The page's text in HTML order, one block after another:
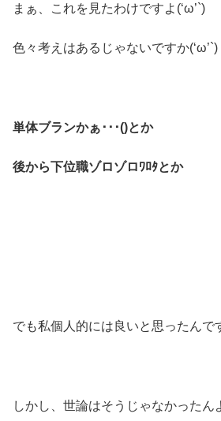
まぁ、これを見たわけですよ(‘ω’`)
色々考えはあるじゃないですか(‘ω’`)
単体ブランかぁ･･･()とか
後から下位職ゾロゾロﾜﾛﾀとか
でも私個人的には良いと思ったんで
しかし、世論はそうじゃなかったん